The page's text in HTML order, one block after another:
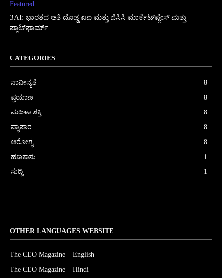
Featured
3AI: ಭಾರತದ ಅತಿ ದೊಡ್ಡ ಏಐ ಮತ್ತು ಜಿಸಿಸಿ ಮಾರ್ಕೆಟ್‌ಪ್ಲೇಸ್ ಮತ್ತು
ಪ್ಲಾಟ್‌ಫಾರ್ಮ್
CATEGORIES
ನಾವೀನ್ಯತೆ
8
ಪ್ರಯಾಣ
8
ಮಹಿಳಾ ಶಕ್ತಿ
8
ವ್ಯಾಪಾರ
8
ಆರೋಗ್ಯ
8
ಹಣಕಾಸು
1
ಸುದ್ದಿ
1
OTHER LANGUAGES WEBSITE
The CEO Magazine – English
The CEO Magazine – Hindi